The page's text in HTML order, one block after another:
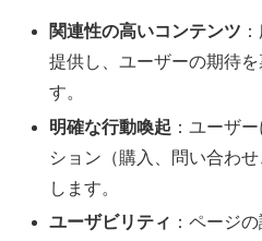
関連性の高いコンテンツ
提供し、ユーザーの期待
す。
明確な行動喚起 ：ユーザ
ション（購入、問い合わ
します。
ユーザビリティ ：ページ